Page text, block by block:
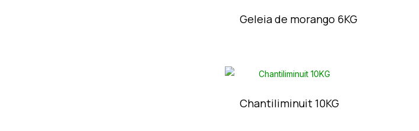
Geleia de morango 6KG
Chantiliminuit 10KG